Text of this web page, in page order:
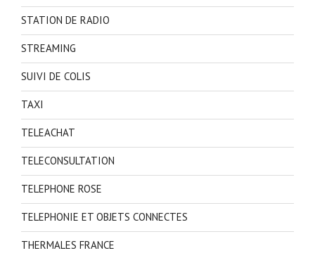
STATION DE RADIO
STREAMING
SUIVI DE COLIS
TAXI
TELEACHAT
TELECONSULTATION
TELEPHONE ROSE
TELEPHONIE ET OBJETS CONNECTES
THERMALES FRANCE